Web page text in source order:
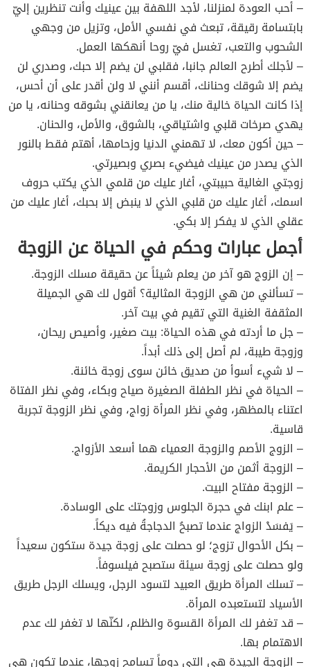
– أحب العودة لمنزلنا، لأجد اللهفة بين عينيك وأنت تنظرين إليّ
بابتسامة رقيقة، تبعث في نفسي الأمل، وتزيل من وجهي
الشحوب والتعب، تغسل فيّ روحا أنهكها العمل.
– لأجلك أطرح العالم جانبا، فقلبي لن يضم إلا حبك، وصدري لن
يضم إلا شوقك وحنانك، أقسم أنني لا ولن أقدر على أن أحس،
إذا كانت الحياة خالية منك، يا من يعانقني بشوقه وحنانه، يا من
يهدي صرخات قلبي واشتياقي، بالشوق، والأمل، والحنان.
– حين أكون معك، لا تهمني الدنيا وزحامها، أهتم فقط بالنور
الذي يصدر من عينيك فيضيء بصري وبصيرتي.
زوجتي الغالية حبيبتي، أغار عليك من قلمي الذي يكتب حروف
اسمك، أغار عليك من قلبي الذي لا ينبض إلا بحبك، أغار عليك من
عقلي الذي لا يفكر إلا بكي.
أجمل عبارات وحكم في الحياة عن الزوجة
– إن الزوج هو آخر من يعلم شيئاً عن حقيقة مسلك الزوجة.
– تسألني من هي الزوجة المثالية؟ أقول لك هي الجميلة
المثقفة الغنية التي تقيم في بيت آخر.
– جل ما أردته في هذه الحياة: بيت صغير، وأصيص ريحان،
وزوجة طيبة، لم أصل إلى ذلك أبداً.
– لا شيء أسوأ من صديق خائن سوى زوجة خائنة.
– الحياة في نظر الطفلة الصغيرة صياح وبكاء، وفي نظر الفتاة
اعتناء بالمظهر، وفي نظر المرأة زواج، وفي نظر الزوجة تجربة
قاسية.
– الزوج الأصم والزوجة العمياء هما أسعد الأزواج.
– الزوجة أثمن من الأحجار الكريمة.
– الزوجة مفتاح البيت.
– علم ابنك في حجرة الجلوس وزوجتك على الوسادة.
– يَفسَدْ الزواج عندما تصبحُ الدجاجةُ فيه ديكاً.
– بكل الأحوال تزوج؛ لو حصلت على زوجة جيدة ستكون سعيداً
ولو حصلت على زوجة سيئة ستصبح فيلسوفاً.
– تسلك المرأة طريق العبيد لتسود الرجل، ويسلك الرجل طريق
الأسياد لتستعبده المرأة.
– قد تغفر لك المرأة القسوة والظلم، لكنّها لا تغفر لك عدم
الاهتمام بها.
– الزوجة الجيدة هي التي دوماً تسامح زوجها، عندما تكون هي